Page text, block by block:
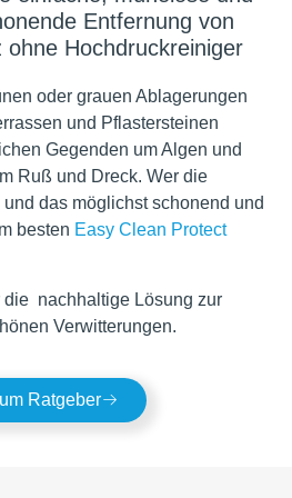
Entfernung von
ohne Hochdruckreiniger
oder grauen Ablagerungen
und Pflastersteinen
Gegenden um Algen und
Ruß und Dreck. Wer die
das möglichst schonend und
besten Easy Clean Protect
die nachhaltige Lösung zur
Verwitterungen.
Ratgeber